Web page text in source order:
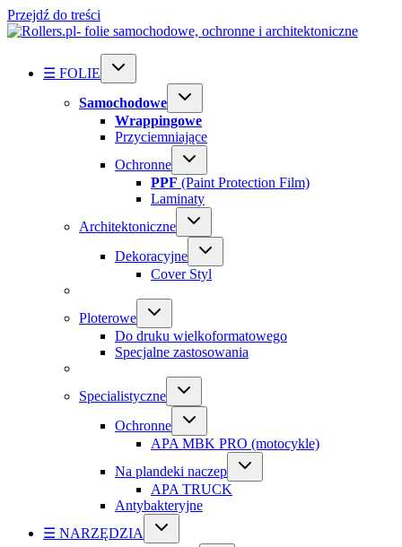
Przejdź do treści
☰ FOLIE
Samochodowe
Wrappingowe
Przyciemniające
Ochronne
PPF (Paint Protection Film)
Laminaty
Architektoniczne
Dekoracyjne
Cover Styl
Ploterowe
Do druku wielkoformatowego
Specjalne zastosowania
Specialistyczne
Ochronne
APA MBK PRO (motocykle)
Na plandeki naczep
APA TRUCK
Antybakteryjne
☰ NARZĘDZIA